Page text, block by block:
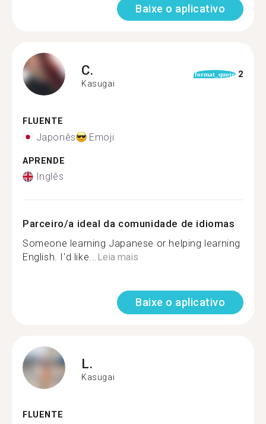
Baixe o aplicativo
C.
Kasugai
format_quote 2
FLUENTE
Japonês Emoji
APRENDE
Inglês
Parceiro/a ideal da comunidade de idiomas
Someone learning Japanese or helping learning
English. I'd like...Leia mais
Baixe o aplicativo
L.
Kasugai
FLUENTE